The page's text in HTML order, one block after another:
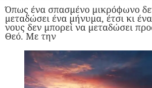
Όπως ένα σπασμένο μικρόφωνο
μεταδώσει ένα μήνυμα, έτσι κι
νους δεν μπορεί να μεταδώσει
Θεό. Με την